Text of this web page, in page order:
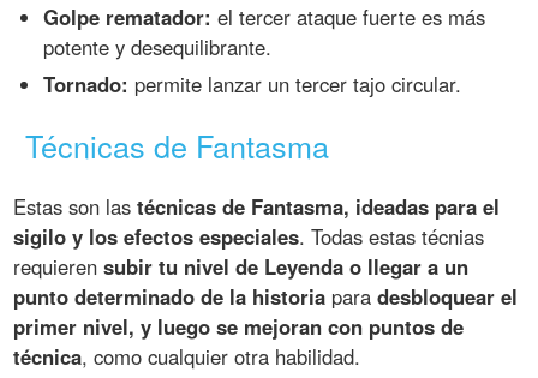
Golpe rematador: el tercer ataque fuerte es más
potente y desequilibrante.
Tornado: permite lanzar un tercer tajo circular.
Técnicas de Fantasma
Estas son lastécnicas de Fantasma, ideadas para el
sigilo y los efectos especiales. Todas estas técnias
requierensubir tu nivel de Leyenda o llegar a un
punto determinado de la historia paradesbloquear el
primer nivel, y luego se mejoran con puntos de
técnica, como cualquier otra habilidad.